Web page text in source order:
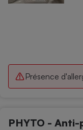
Présence
PHYTO -